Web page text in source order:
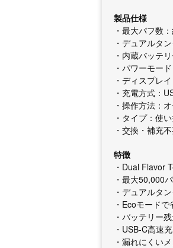
製品仕様
・最大パフ数
・デュアルタ
・内蔵バッテ
・パワーモー
・ディスプレ
・充電方式：
・操作方法：
・タイプ：使
・交換・補充
特徴
・Dual Flavor
・最大50,000
・デュアルタ
・Ecoモード
・バッテリー
・USB-C高速
・漏れにくい